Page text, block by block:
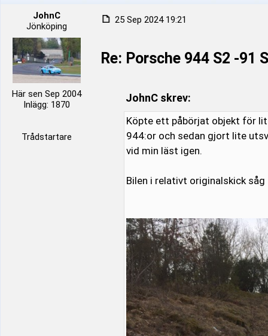
JohnC
Jönköping
Här sen Sep 2004
Inlägg: 1870
Trådstartare
25 Sep 2024 19:21
Re: Porsche 944 S2 -91
JohnC skrev:
Köpte ett påbörjat objekt för
944:or och sedan gjort lite
vid min läst igen.
Bilen i relativt originalskick såg